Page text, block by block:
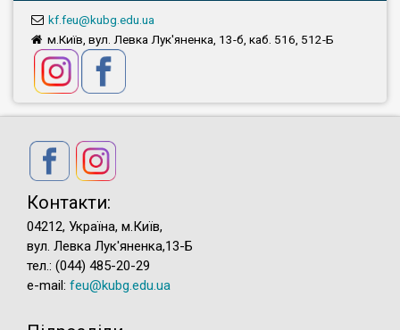
kf.feu@kubg.edu.ua
м.Київ, вул. Левка Лук'яненка, 13-б, каб. 516, 512-Б
Контакти:
04212, Україна, м.Київ,
вул. Левка Лук'яненка,13-Б
тел.: (044) 485-20-29
e-mail: feu@kubg.edu.ua